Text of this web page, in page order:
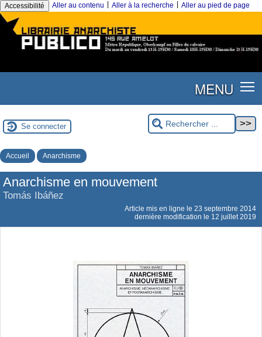
Accessibilité Aller au contenu Aller à la recherche Aller au pied de page
MENU
Se connecter
Accueil Anarchisme
Anarchisme en mouvement
Tomás Ibáñez
Article mis en ligne le 23 septembre 2014
dernière modification le 12 juillet 2019